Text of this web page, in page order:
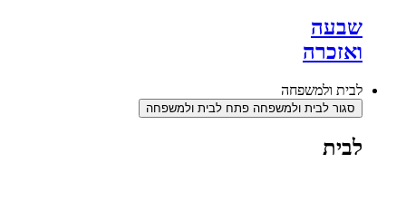
שבעה
ואזכרה
לבית ולמשפחה
סגור לבית ולמשפחה פתח לבית ולמשפחה
לבית